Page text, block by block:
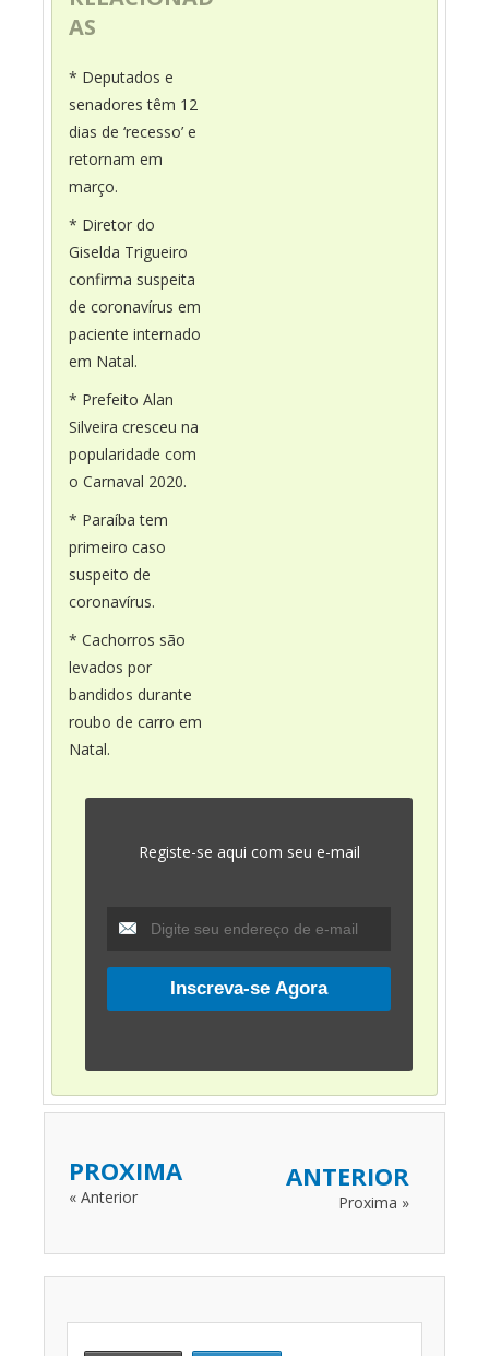
AS
* Deputados e
senadores têm 12
dias de ‘recesso’ e
retornam em
março.
* Diretor do
Giselda Trigueiro
confirma suspeita
de coronavírus em
paciente internado
em Natal.
* Prefeito Alan
Silveira cresceu na
popularidade com
o Carnaval 2020.
* Paraíba tem
primeiro caso
suspeito de
coronavírus.
* Cachorros são
levados por
bandidos durante
roubo de carro em
Natal.
Registe-se aqui com seu e-mail
PROXIMA
« Anterior
ANTERIOR
Proxima »